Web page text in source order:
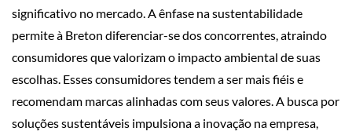
significativo no mercado. A ênfase na sustentabilidade
permite à Breton diferenciar-se dos concorrentes, atraindo
consumidores que valorizam o impacto ambiental de suas
escolhas. Esses consumidores tendem a ser mais fiéis e
recomendam marcas alinhadas com seus valores. A busca por
soluções sustentáveis impulsiona a inovação na empresa,